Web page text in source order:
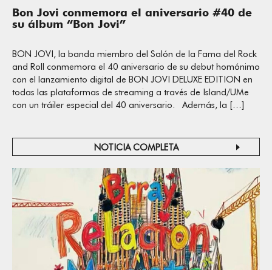
Bon Jovi conmemora el aniversario #40 de
su álbum “Bon Jovi”
BON JOVI, la banda miembro del Salón de la Fama del Rock
and Roll conmemora el 40 aniversario de su debut homónimo
con el lanzamiento digital de BON JOVI DELUXE EDITION en
todas las plataformas de streaming a través de Island/UMe
con un tráiler especial del 40 aniversario. Además, la […]
NOTICIA COMPLETA